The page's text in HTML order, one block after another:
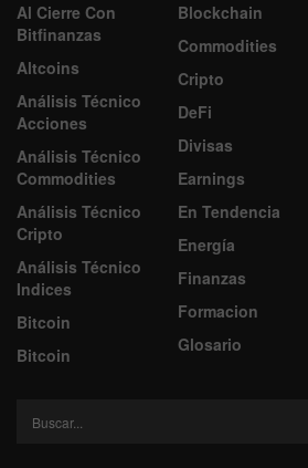
Al Cierre Con
Bitfinanzas
Altcoins
Análisis Técnico
Acciones
Análisis Técnico
Commodities
Análisis Técnico
Cripto
Análisis Técnico
Indices
Bitcoin
Bitcoin
Blockchain
Commodities
Cripto
DeFi
Divisas
Earnings
En Tendencia
Energía
Finanzas
Formacion
Glosario